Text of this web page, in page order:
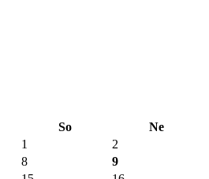
So
Ne
1
2
8
9